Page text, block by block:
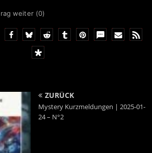
weiter (0)
ZURÜCK
Mystery Kurzmeldungen | 2025-01-
24 – N°2